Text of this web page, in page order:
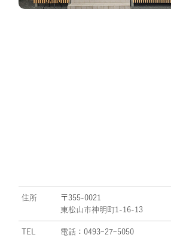
住所
〒355-0021
東松山市神明町1-16-13
TEL 電話：0493ｰ27ｰ5050